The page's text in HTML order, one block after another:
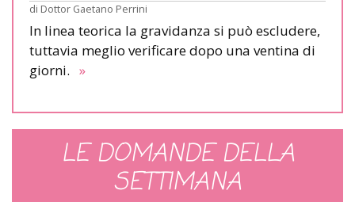
di Dottor Gaetano Perrini
In linea teorica la gravidanza si può escludere,
tuttavia meglio verificare dopo una ventina di
giorni. »
LE DOMANDE DELLA
SETTIMANA